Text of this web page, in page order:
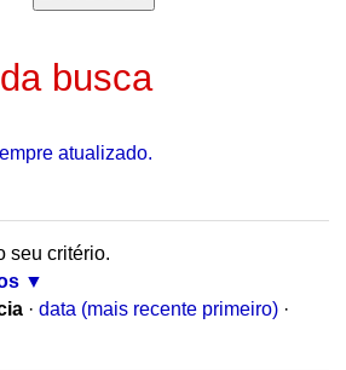
busca
atualizado.
seu critério.
· data (mais recente primeiro) ·